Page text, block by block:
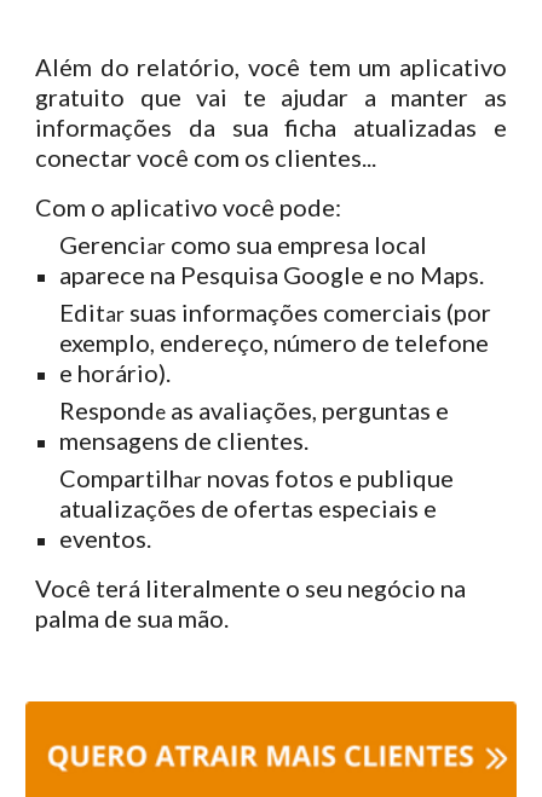
Além do relatório, você tem um aplicativo
gratuito que vai te ajudar a manter as
informações da sua ficha atualizadas e
conectar você com os clientes...
Com o aplicativo você pode:
Gerenciar como sua empresa local
aparece na Pesquisa Google e no Maps.
Editar suas informações comerciais (por
exemplo, endereço, número de telefone
e horário).
Responde as avaliações, perguntas e
mensagens de clientes.
Compartilhar novas fotos e publique
atualizações de ofertas especiais e
eventos.
Você terá literalmente o seu negócio na
palma de sua mão.